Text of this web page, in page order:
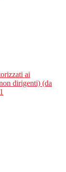
ai
dirigenti) (da